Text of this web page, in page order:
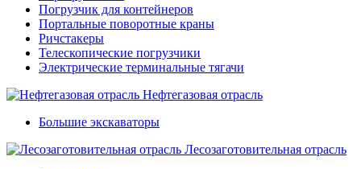
Погрузчик для контейнеров
Портальные поворотные краны
Ричстакеры
Телескопические погрузчики
Электрические терминальные тягачи
Нефтегазовая отрасль
Большие экскаваторы
Лесозаготовительная отрасль